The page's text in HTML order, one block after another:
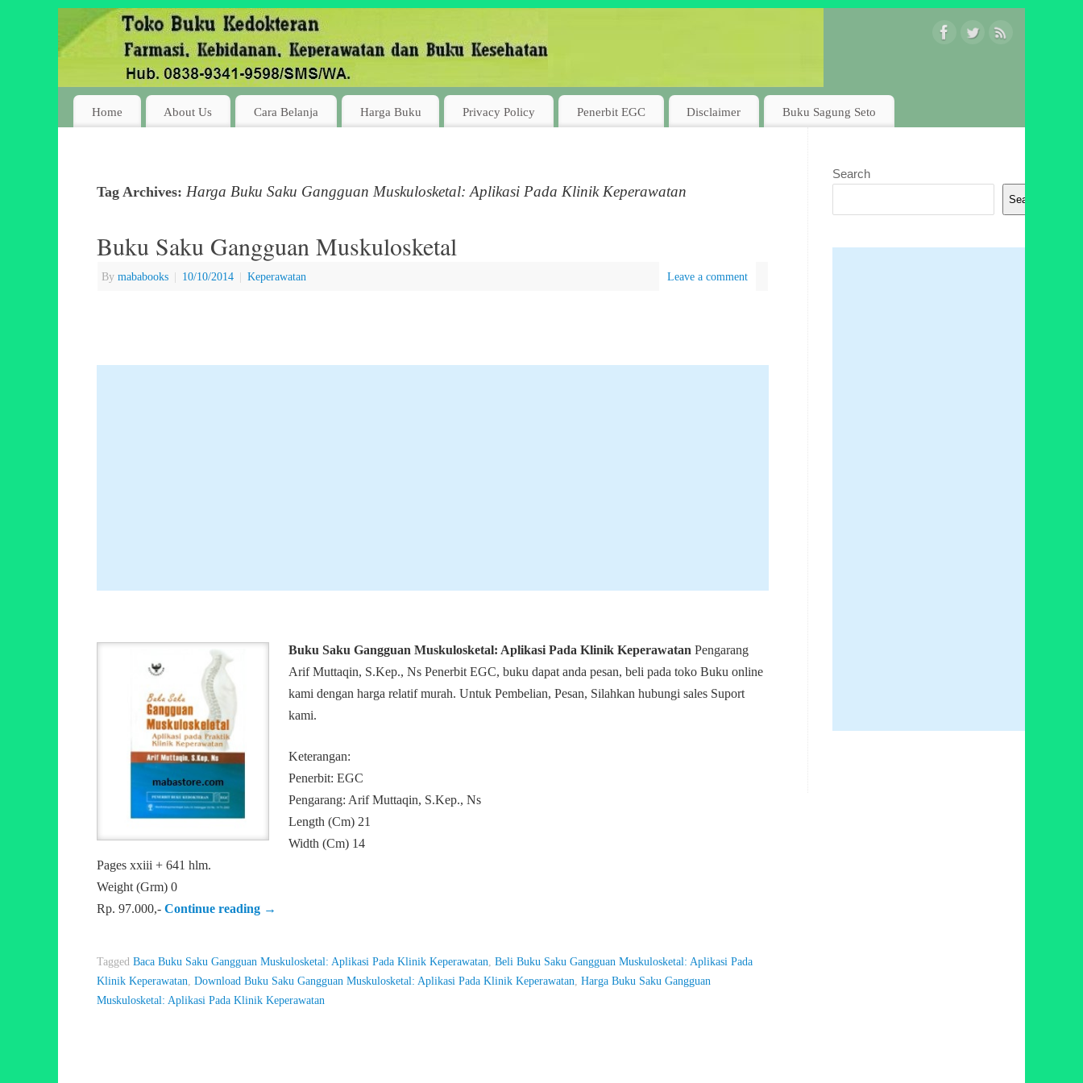
Home About Us Cara Belanja Harga Buku Privacy Policy Penerbit EGC Disclaimer Buku Sagung Seto
Tag Archives: Harga Buku Saku Gangguan Muskulosketal: Aplikasi Pada Klinik Keperawatan
Buku Saku Gangguan Muskulosketal
By mababooks | 10/10/2014 | Keperawatan Leave a comment
Buku Saku Gangguan Muskulosketal: Aplikasi Pada Klinik Keperawatan Pengarang
Arif Muttaqin, S.Kep., Ns Penerbit EGC, buku dapat anda pesan, beli pada toko Buku online
kami dengan harga relatif murah. Untuk Pembelian, Pesan, Silahkan hubungi sales Suport
kami.
Keterangan:
Penerbit: EGC
Pengarang: Arif Muttaqin, S.Kep., Ns
Length (Cm) 21
Width (Cm) 14
Pages xxiii + 641 hlm.
Weight (Grm) 0
Rp. 97.000,- Continue reading →
Tagged Baca Buku Saku Gangguan Muskulosketal: Aplikasi Pada Klinik Keperawatan Beli Buku Saku Gangguan Muskulosketal: Aplikasi Pada
Klinik Keperawatan Download Buku Saku Gangguan Muskulosketal: Aplikasi Pada Klinik Keperawatan Harga Buku Saku Gangguan
Muskulosketal: Aplikasi Pada Klinik Keperawatan
Search
Search